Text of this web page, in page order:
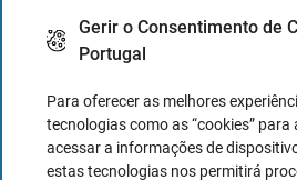
Gerir o Consentimento de
Portugal
Para oferecer as melhores
tecnologias como as “cookies”
acessar a informações de
estas tecnologias nos permitirá
23 Outubro,